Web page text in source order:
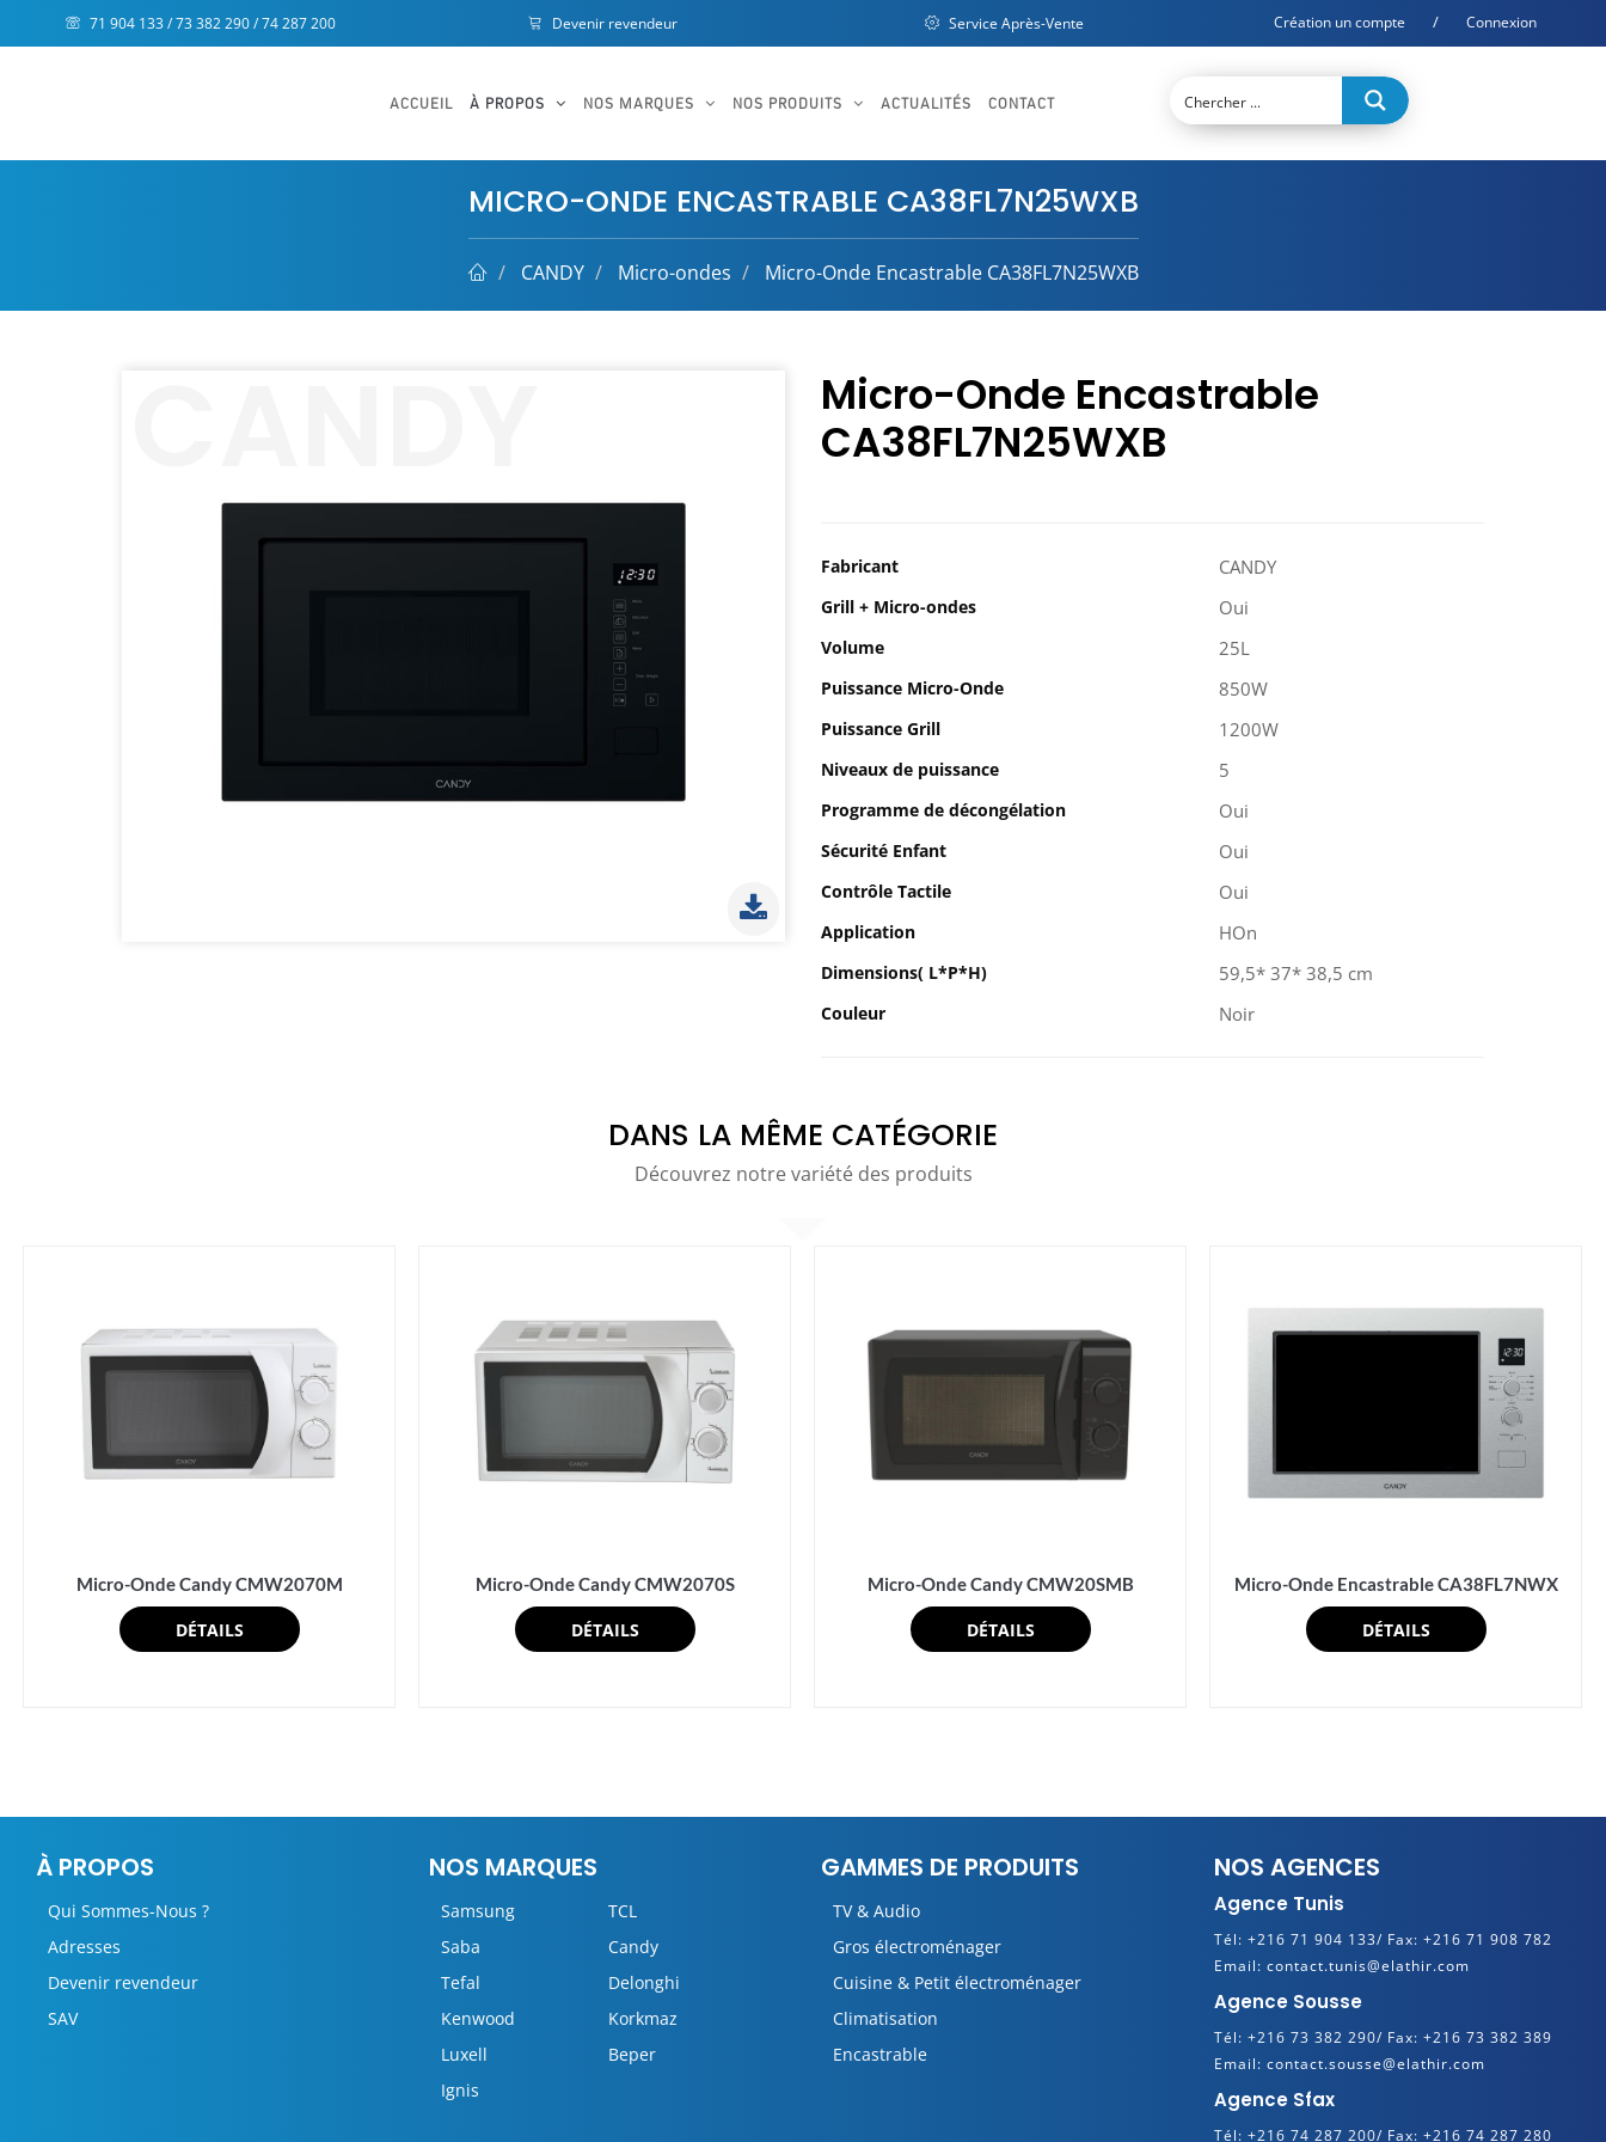
71 904 133 / 73 382 290 / 74 287 200 Devenir revendeur Service Après-Vente Création un compte / Connexion
ACCUEIL À PROPOS NOS MARQUES NOS PRODUITS ACTUALITÉS CONTACT
MICRO-ONDE ENCASTRABLE CA38FL7N25WXB
CANDY Micro-ondes Micro-Onde Encastrable CA38FL7N25WXB
Micro-Onde Encastrable
CA38FL7N25WXB
Fabricant CANDY
Grill + Micro-ondes Oui
Volume 25L
Puissance Micro-Onde 850W
Puissance Grill 1200W
Niveaux de puissance 5
Programme de décongélation Oui
Sécurité Enfant Oui
Contrôle Tactile Oui
Application hOn
Dimensions( L*P*H) 59,5* 37* 38,5 cm
Couleur Noir
DANS LA MÊME CATÉGORIE
Découvrez notre variété des produits
Micro-Onde Candy CMW2070M
DÉTAILS
Micro-Onde Candy CMW2070S
DÉTAILS
Micro-Onde Candy CMW20SMB
DÉTAILS
Micro-Onde Encastrable CA38FL7NWX
DÉTAILS
À PROPOS
Qui Sommes-Nous ?
Adresses
Devenir revendeur
SAV
NOS MARQUES
Samsung
TCL
Saba
Candy
Tefal
Delonghi
Kenwood
Korkmaz
Luxell
Beper
Ignis
GAMMES DE PRODUITS
TV & Audio
Gros électroménager
Cuisine & Petit électroménager
Climatisation
Encastrable
NOS AGENCES
Agence Tunis
Tél: +216 71 904 133/ Fax: +216 71 908 782
Email: contact.tunis@elathir.com
Agence Sousse
Tél: +216 73 382 290/ Fax: +216 73 382 389
Email: contact.sousse@elathir.com
Agence Sfax
Tél: +216 74 287 200/ Fax: +216 74 287 280